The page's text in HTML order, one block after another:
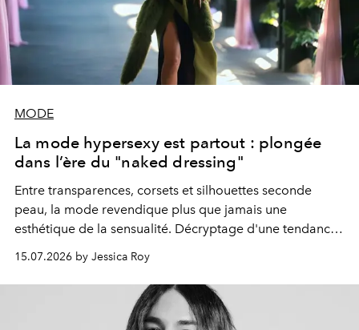
MODE
La mode hypersexy est partout : plongée
dans l’ère du "naked dressing"
Entre transparences, corsets et silhouettes seconde
peau, la mode revendique plus que jamais une
esthétique de la sensualité. Décryptage d'une tendance
qui s'impose aussi bien sur les podiums que sur les tapis
15.07.2026 by Jessica Roy